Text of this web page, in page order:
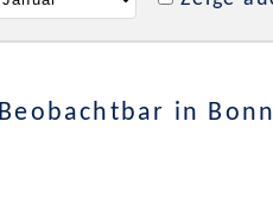
Beobachtbar in